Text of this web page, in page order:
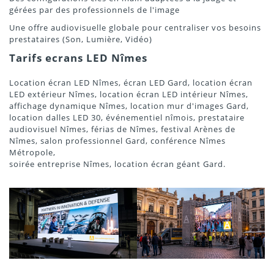
gérées par des professionnels de l'image
Une offre audiovisuelle globale pour centraliser vos besoins
prestataires (Son, Lumière, Vidéo)
Tarifs ecrans LED Nîmes
Location écran LED Nîmes, écran LED Gard, location écran
LED extérieur Nîmes, location écran LED intérieur Nîmes,
affichage dynamique Nîmes, location mur d'images Gard,
location dalles LED 30, événementiel nîmois, prestataire
audiovisuel Nîmes, férias de Nîmes, festival Arènes de
Nîmes, salon professionnel Gard, conférence Nîmes
Métropole,
soirée entreprise Nîmes, location écran géant Gard.